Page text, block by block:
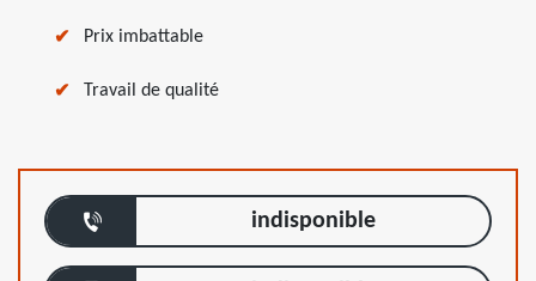
Prix imbattable
Travail de qualité
indisponible